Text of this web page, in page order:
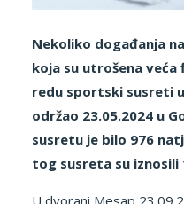
Nekoliko događanja
koja su utrošena veća
redu sportski susreti
održao 23.05.2024 u
susretu je bilo 976
tog susreta su iznosili